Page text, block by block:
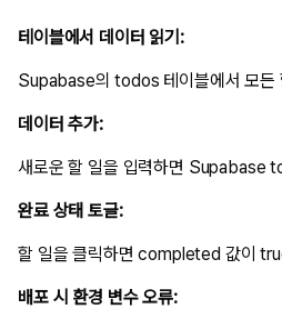
테이블에서 데이터 읽기:
데이터 추가:
완료 상태 토글:
배포 시 환경 변수 오류: